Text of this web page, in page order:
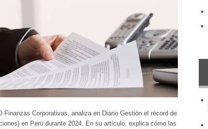
Finanzas Corporativas, analiza en Diario Gestión el récord de
en Perú durante 2024. En su artículo, explica cómo las